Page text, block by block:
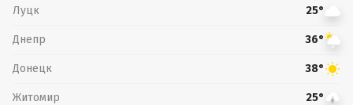
Луцк 25°
Днепр 36°
Донецк 38°
Житомир 25°